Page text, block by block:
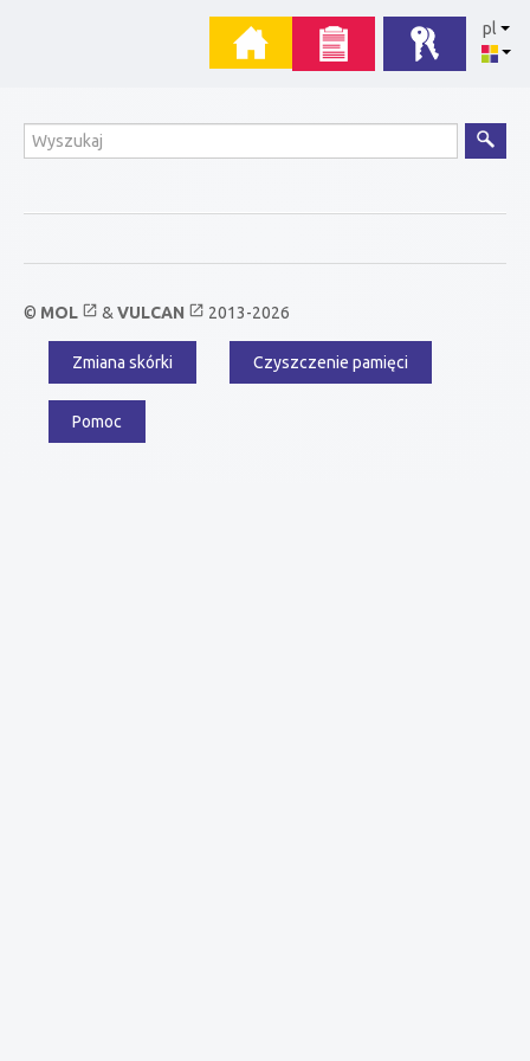
pl
Wyszukiwanie
© MOL open_in_new & VULCAN open_in_new 2013-2026
Menu
dodatkowe
Zmiana skórki Czyszczenie pamięci
Pomoc